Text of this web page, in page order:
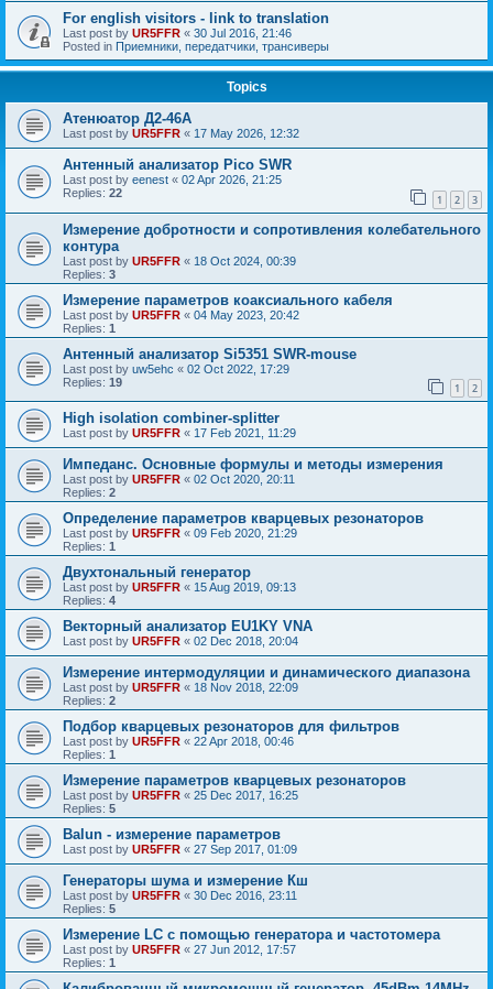
For english visitors - link to translation
Last post by UR5FFR « 30 Jul 2016, 21:46
Posted in Приемники, передатчики, трансиверы
Topics
Атенюатор Д2-46А
Last post by UR5FFR « 17 May 2026, 12:32
Антенный анализатор Pico SWR
Last post by eenest « 02 Apr 2026, 21:25
Replies: 22 1 2 3
Измерение добротности и сопротивления колебательного
контура
Last post by UR5FFR « 18 Oct 2024, 00:39
Replies: 3
Измерение параметров коаксиального кабеля
Last post by UR5FFR « 04 May 2023, 20:42
Replies: 1
Антенный анализатор Si5351 SWR-mouse
Last post by uw5ehc « 02 Oct 2022, 17:29
Replies: 19 1 2
High isolation combiner-splitter
Last post by UR5FFR « 17 Feb 2021, 11:29
Импеданс. Основные формулы и методы измерения
Last post by UR5FFR « 02 Oct 2020, 20:11
Replies: 2
Определение параметров кварцевых резонаторов
Last post by UR5FFR « 09 Feb 2020, 21:29
Replies: 1
Двухтональный генератор
Last post by UR5FFR « 15 Aug 2019, 09:13
Replies: 4
Векторный анализатор EU1KY VNA
Last post by UR5FFR « 02 Dec 2018, 20:04
Измерение интермодуляции и динамического диапазона
Last post by UR5FFR « 18 Nov 2018, 22:09
Replies: 2
Подбор кварцевых резонаторов для фильтров
Last post by UR5FFR « 22 Apr 2018, 00:46
Replies: 1
Измерение параметров кварцевых резонаторов
Last post by UR5FFR « 25 Dec 2017, 16:25
Replies: 5
Balun - измерение параметров
Last post by UR5FFR « 27 Sep 2017, 01:09
Генераторы шума и измерение Кш
Last post by UR5FFR « 30 Dec 2016, 23:11
Replies: 5
Измерение LC с помощью генератора и частотомера
Last post by UR5FFR « 27 Jun 2012, 17:57
Replies: 1